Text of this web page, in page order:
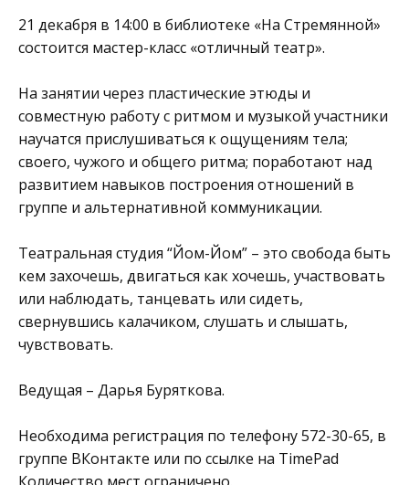
21 декабря в 14:00 в библиотеке «На Стремянной»
состоится мастер-класс «отличный театр».
На занятии через пластические этюды и
совместную работу с ритмом и музыкой участники
научатся прислушиваться к ощущениям тела;
своего, чужого и общего ритма; поработают над
развитием навыков построения отношений в
группе и альтернативной коммуникации.
Театральная студия “Йом-Йом” – это свобода быть
кем захочешь, двигаться как хочешь, участвовать
или наблюдать, танцевать или сидеть,
свернувшись калачиком, слушать и слышать,
чувствовать.
Ведущая – Дарья Буряткова.
Необходима регистрация по телефону 572-30-65, в
группе ВКонтакте или по ссылке на TimePad